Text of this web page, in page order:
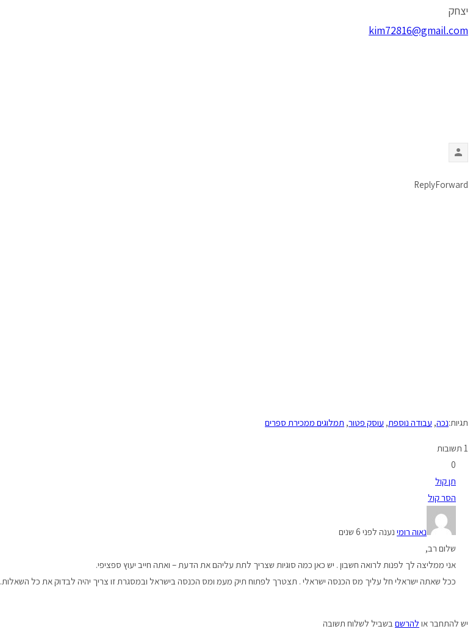
יצחק
kim72816@gmail.com
ReplyForward
תגיות:נכה, עבודה נוספת, עוסק פטור, תמלוגים ממכירת ספרים
1 תשובות
0
תן קול
הסר קול
נאוה רומי נענה לפני 6 שנים
שלום רב,
אני ממליצה לך לפנות לרואה חשבון . יש כאן כמה סוגיות שצריך לתת עליהם את הדעת – ואתה חייב יעוץ ספציפי.
ככל שאתה ישראלי חל עליך מס הכנסה ישראלי . תצטרך לפתוח תיק מעמ ומס הכנסה בישראל ובמסגרת זו צריך יהיה לבדוק את כל השאלות.
יש להתחבר או להרשם בשביל לשלוח תשובה